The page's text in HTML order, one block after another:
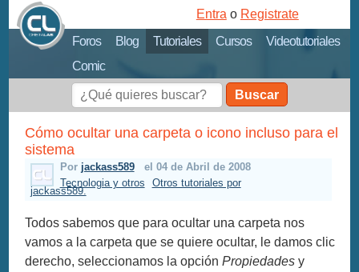
Foros Blog Tutoriales Cursos
Videotutoriales
Comic
Entra o Registrate
Buscar
Cómo ocultar una carpeta o icono incluso para el
sistema
Por jackass589
el 04 de Abril de 2008
Tecnologia y otros
Otros tutoriales por
jackass589.
Todos sabemos que para ocultar una carpeta nos
vamos a la carpeta que se quiere ocultar, le damos clic
derecho, seleccionamos la opciónPropiedades y